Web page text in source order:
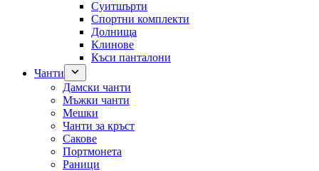
Суитшърти
Спортни комплекти
Долнища
Клинове
Къси панталони
Чанти
Дамски чанти
Мъжки чанти
Мешки
Чанти за кръст
Сакове
Портмонета
Раници